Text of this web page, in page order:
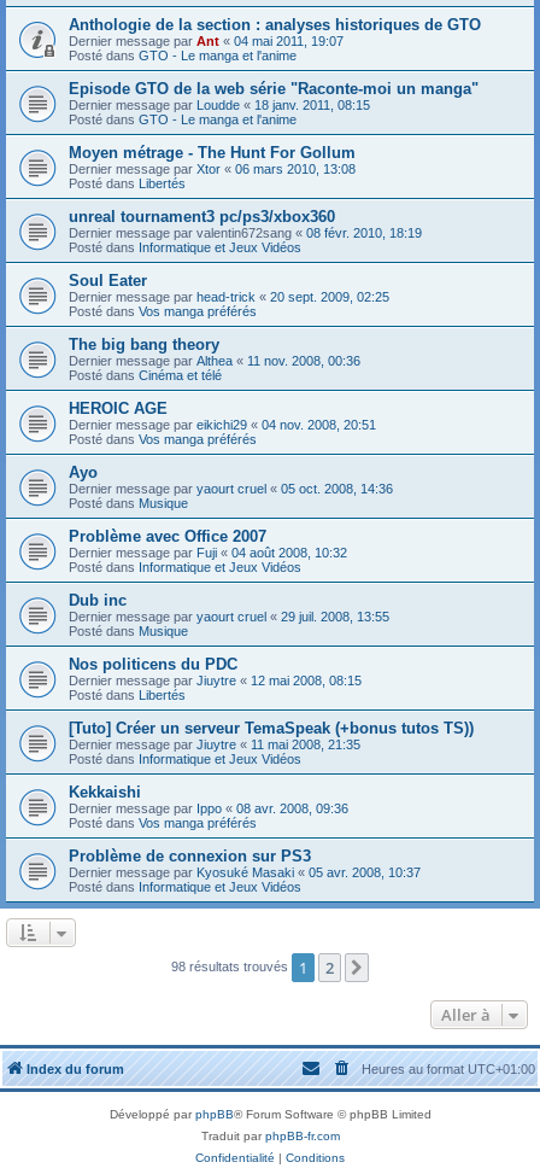
Anthologie de la section : analyses historiques de GTO
Dernier message par Ant « 04 mai 2011, 19:07
Posté dans GTO - Le manga et l'anime
Episode GTO de la web série "Raconte-moi un manga"
Dernier message par Loudde « 18 janv. 2011, 08:15
Posté dans GTO - Le manga et l'anime
Moyen métrage - The Hunt For Gollum
Dernier message par Xtor « 06 mars 2010, 13:08
Posté dans Libertés
unreal tournament3 pc/ps3/xbox360
Dernier message par valentin672sang « 08 févr. 2010, 18:19
Posté dans Informatique et Jeux Vidéos
Soul Eater
Dernier message par head-trick « 20 sept. 2009, 02:25
Posté dans Vos manga préférés
The big bang theory
Dernier message par Althea « 11 nov. 2008, 00:36
Posté dans Cinéma et télé
HEROIC AGE
Dernier message par eikichi29 « 04 nov. 2008, 20:51
Posté dans Vos manga préférés
Ayo
Dernier message par yaourt cruel « 05 oct. 2008, 14:36
Posté dans Musique
Problème avec Office 2007
Dernier message par Fuji « 04 août 2008, 10:32
Posté dans Informatique et Jeux Vidéos
Dub inc
Dernier message par yaourt cruel « 29 juil. 2008, 13:55
Posté dans Musique
Nos politicens du PDC
Dernier message par Jiuytre « 12 mai 2008, 08:15
Posté dans Libertés
[Tuto] Créer un serveur TemaSpeak (+bonus tutos TS))
Dernier message par Jiuytre « 11 mai 2008, 21:35
Posté dans Informatique et Jeux Vidéos
Kekkaishi
Dernier message par Ippo « 08 avr. 2008, 09:36
Posté dans Vos manga préférés
Problème de connexion sur PS3
Dernier message par Kyosuké Masaki « 05 avr. 2008, 10:37
Posté dans Informatique et Jeux Vidéos
98 résultats trouvés 1 2
Aller à
Index du forum Heures au formatUTC+01:00
Développé parphpBB® Forum Software © phpBB Limited
Traduit parphpBB-fr.com
Confidentialité | Conditions